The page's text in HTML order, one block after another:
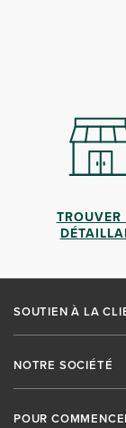
TROUVER
SOUTIEN À LA
NOTRE SOCIÉTÉ
POUR